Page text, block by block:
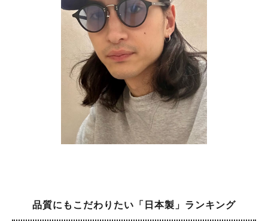
品質にもこだわりたい 「日本製」ランキング